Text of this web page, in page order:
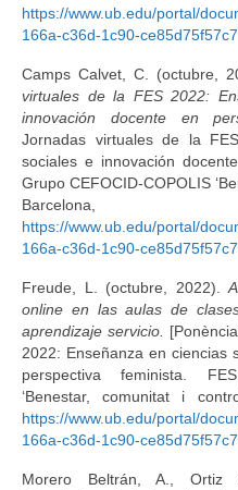
https://www.ub.edu/portal/
166a-c36d-1c90-ce85d75f57c7
Camps Calvet, C. (octubre,
virtuales de la FES 2022:
innovación docente en
Jornadas virtuales de la
sociales e innovación
Grupo CEFOCID-COPOLIS
https://www.ub.edu/portal/
166a-c36d-1c90-ce85d75f57c7
Freude, L. (octubre, 2022).
online en las aulas de
aprendizaje servicio.
2022: Enseñanza en ciencias
perspectiva feminista.
‘Benestar, comunitat i
https://www.ub.edu/portal/
166a-c36d-1c90-ce85d75f57c7
Morero Beltrán, A., Ortiz